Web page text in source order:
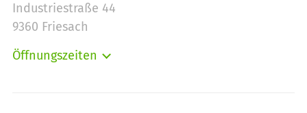
Industriestraße 44
9360 Friesach
Öffnungszeiten